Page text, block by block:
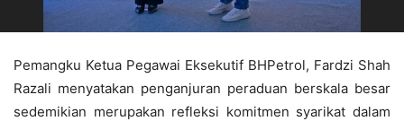
Pemangku Ketua Pegawai Eksekutif BHPetrol, Fardzi Shah
Razali menyatakan penganjuran peraduan berskala besar
sedemikian merupakan refleksi komitmen syarikat dalam